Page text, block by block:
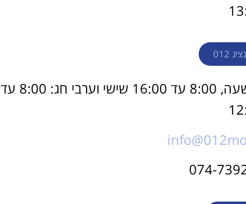
012
שעות פעילות: בימים ראשון עד חמישי החל מהשעה, 8:00 עד 16:00 שישי וערבי חג: 8:00 עד
רוצה להקליט